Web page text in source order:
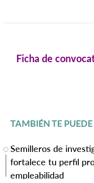
Ficha de
TAMBIÉN TE
Semilleros de
fortalece tu perfil
empleabilidad